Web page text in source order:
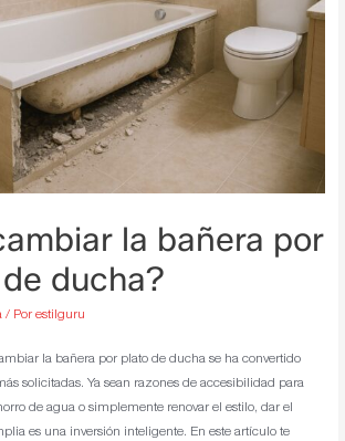
la bañera por
ducha?
/ Porestilguru
la bañera por plato de ducha se ha convertido
solicitadas. Ya sean razones de accesibilidad para
de agua o simplemente renovar el estilo, dar el
es una inversión inteligente. En este artículo te